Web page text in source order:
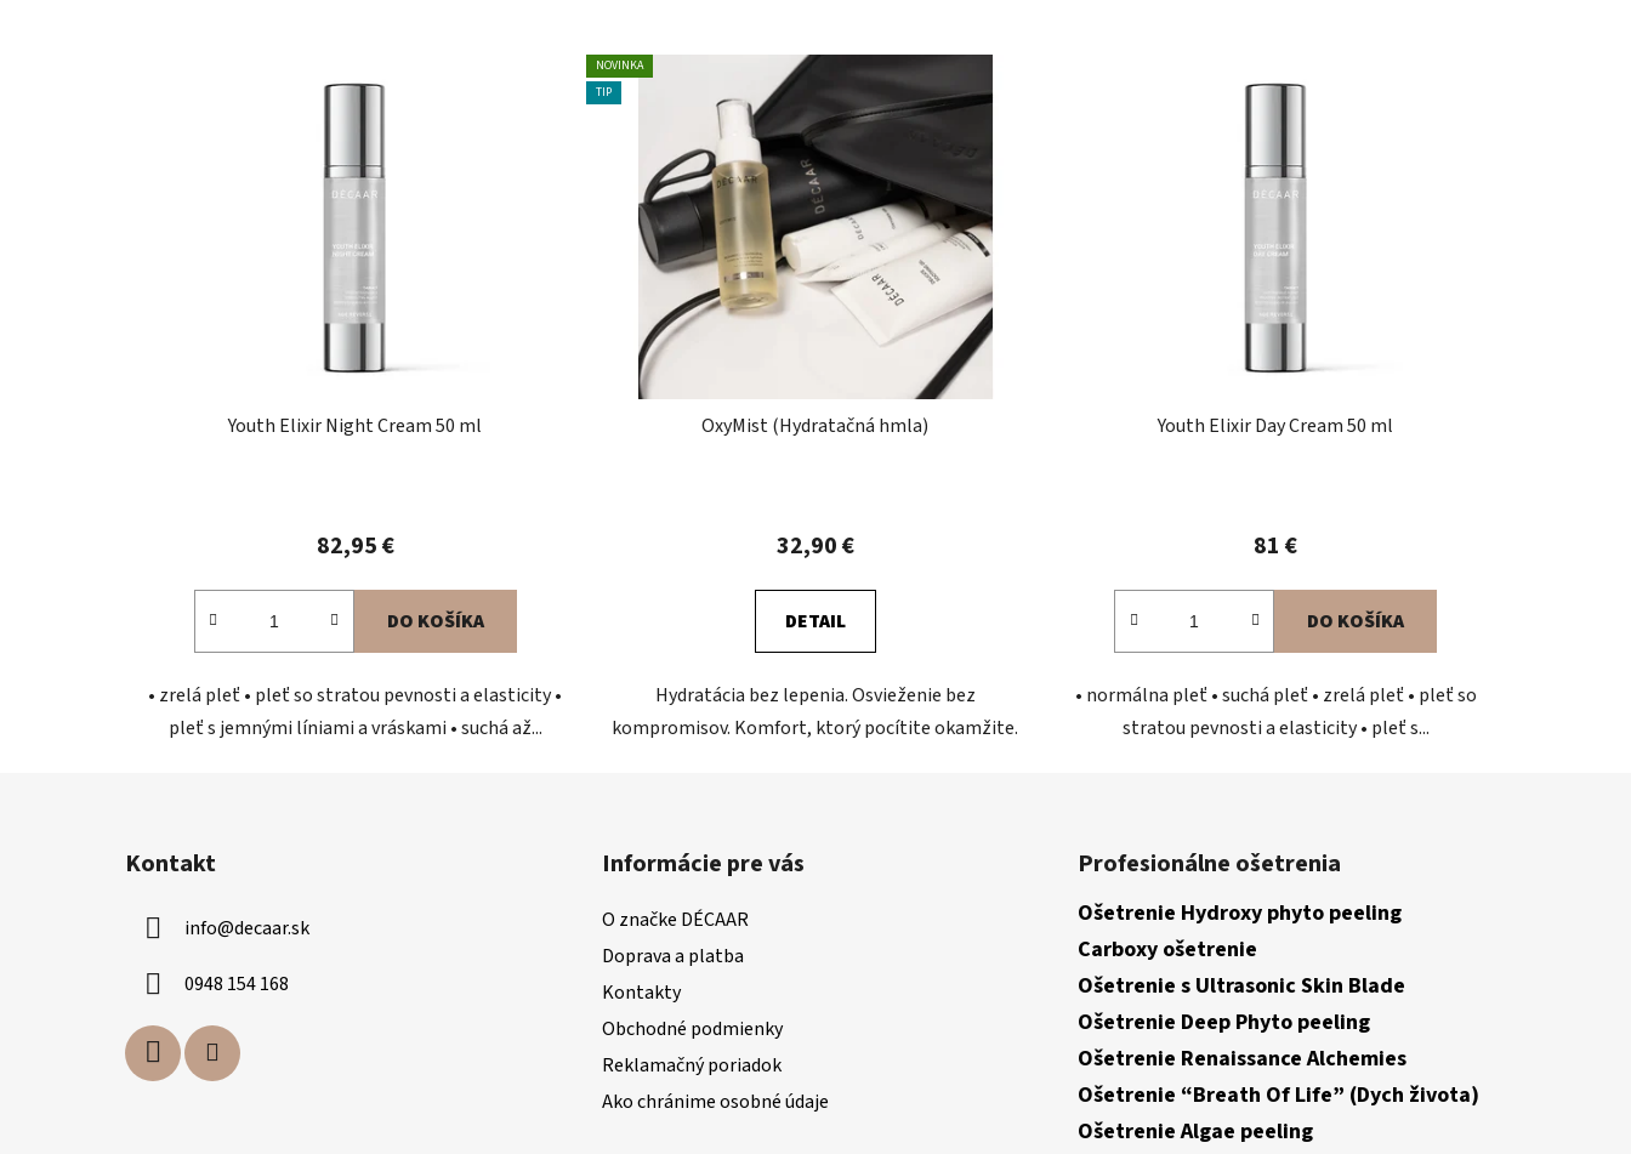
Youth Elixir Night Cream 50 ml
82,95 €
DO KOŠÍKA
• zrelá pleť • pleť so stratou pevnosti a elasticity •
pleť s jemnými líniami a vráskami • suchá až...
NOVINKA
TIP
OxyMist (Hydratačná hmla)
32,90 €
DETAIL
Hydratácia bez lepenia. Osvieženie bez
kompromisov. Komfort, ktorý pocítite okamžite.
Youth Elixir Day Cream 50 ml
81 €
DO KOŠÍKA
• normálna pleť • suchá pleť • zrelá pleť • pleť so
stratou pevnosti a elasticity • pleť s...
Kontakt
info@decaar.sk
0948 154 168
Informácie pre vás
O značke DÉCAAR
Doprava a platba
Kontakty
Obchodné podmienky
Reklamačný poriadok
Ako chránime osobné údaje
Profesionálne ošetrenia
Ošetrenie Hydroxy phyto peeling
Carboxy ošetrenie
Ošetrenie s Ultrasonic Skin Blade
Ošetrenie Deep Phyto peeling
Ošetrenie Renaissance Alchemies
Ošetrenie “Breath Of Life” (Dych života)
Ošetrenie Algae peeling